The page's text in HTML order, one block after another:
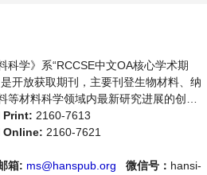
科学》系“RCCSE中文OA核心学术期
是开放获取期刊，主要刊登生物材料、纳
等材料科学领域内最新研究进展的创造
和评论性文章。本刊支持思想创新、学
，倡导科学，繁荣学术，集学术性、思
研人员提供一个传播、分享和讨论材料
Print: 2160-7613
Online: 2160-7621
箱: ms@hanspub.org 微信号： hansi-